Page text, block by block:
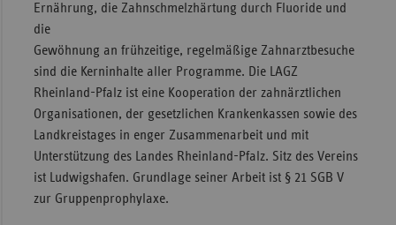
Ernährung, die Zahnschmelzhärtung durch Fluoride und
die
Gewöhnung an frühzeitige, regelmäßige Zahnarztbesuche
sind die Kerninhalte aller Programme. Die LAGZ
Rheinland-Pfalz ist eine Kooperation der zahnärztlichen
Organisationen, der gesetzlichen Krankenkassen sowie des
Landkreistages in enger Zusammenarbeit und mit
Unterstützung des Landes Rheinland-Pfalz. Sitz des Vereins
ist Ludwigshafen. Grundlage seiner Arbeit ist § 21 SGB V
zur Gruppenprophylaxe.